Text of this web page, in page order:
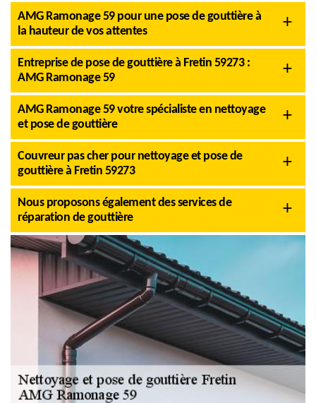
AMG Ramonage 59 pour une pose de gouttière à
la hauteur de vos attentes
Entreprise de pose de gouttière à Fretin 59273 :
AMG Ramonage 59
AMG Ramonage 59 votre spécialiste en nettoyage
et pose de gouttière
Couvreur pas cher pour nettoyage et pose de
gouttière à Fretin 59273
Nous proposons également des services de
réparation de gouttière